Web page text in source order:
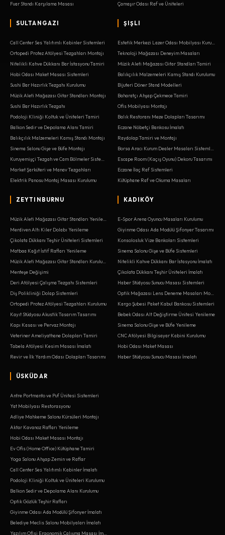
Fuar Standı Karşılama Masası
Çamaşır Odası Raf ve Üniteleri
SULTANGAZI
Call Center Ses Yalıtımlı Kabinler Sistemleri
Ortopedi Protez Atölyesi Tezgahları Montajı
Nitelikli Kahve Dükkanı Bar İstasyonu Tamiri
Hobi Odası Maket Masası Sistemleri
Sushi Bar Hazırlık Tezgahı Kurulumu
Müzik Aleti Mağazası Gitar Standları Montajı
Sushi Bar Hazırlık Tezgahı
Podoloji Kliniği Koltuk ve Üniteleri Tamiri
Balkon Sedir ve Depolama Alanı Tamiri
Balıkçılık Malzemeleri Kamış Standı Montajı
Sinema Salonu Gişe ve Büfe Montajı
Market Şarküteri ve Manav Tezgahları
Elektrik Panosu Montaj Masası Kurulumu
ŞIŞLI
Teknoloji Mağazası Deneyim Masaları
Müzik Aleti Mağazası Gitar Standları Tamiri
Balıkçılık Malzemeleri Kamış Standı Kurulumu
Bijuteri Döner Stand Modelleri
Baharatçı Ahşap Çekmece Tamiri
Ofis Mobilyası Montajı
Balık Restoranı Meze Dolapları Tasarımı
Eczane Nöbetçi Bankosu İmalatı
Raydolap Tamiri ve Montajı
Escape Room (Kaçış Oyunu) Dekoru Tasarımı
Eczane İlaç Raf Sistemleri
Kütüphane Raf ve Okuma Masaları
ZEYTINBURNU
Merdiven Altı Kiler Dolabı Yenileme
Çikolata Dükkanı Teşhir Üniteleri Sistemleri
Matbaa Kağıt İstif Rafları Yenileme
Menteşe Değişimi
Deri Atölyesi Çalışma Tezgahı Sistemleri
Diş Polikliniği Dolap Sistemleri
Ortopedi Protez Atölyesi Tezgahları Kurulumu
Kayıt Stüdyosu Akustik Tasarım Tasarımı
Kapı Kasası ve Pervaz Montajı
Veteriner Ameliyathane Dolapları Tamiri
Tabela Atölyesi Kesim Masası İmalatı
Revir ve İlk Yardım Odası Dolapları Tasarımı
KADIKÖY
E-Spor Arena Oyuncu Masaları Kurulumu
Giyinme Odası Ada Modülü Şifonyer Tasarımı
Konsolosluk Vize Bankoları Sistemleri
Sinema Salonu Gişe ve Büfe Sistemleri
Nitelikli Kahve Dükkanı Bar İstasyonu İmalatı
Çikolata Dükkanı Teşhir Üniteleri İmalatı
Haber Stüdyosu Sunucu Masası Sistemleri
Kargo Şubesi Paket Kabul Bankosu Sistemleri
Bebek Odası Alt Değiştirme Ünitesi Yenileme
Sinema Salonu Gişe ve Büfe Yenileme
CNC Atölyesi Bilgisayar Kabini Kurulumu
Hobi Odası Maket Masası
Haber Stüdyosu Sunucu Masası İmalatı
ÜSKÜDAR
Antre Portmanto ve Puf Ünitesi Sistemleri
Yat Mobilyası Restorasyonu
Adliye Mahkeme Salonu Kürsüleri Montajı
Aktar Kavanoz Rafları Yenileme
Hobi Odası Maket Masası Montajı
Ev Ofis (Home Office) Kütüphane Tamiri
Yoga Salonu Ahşap Zemin ve Raflar
Call Center Ses Yalıtımlı Kabinler İmalatı
Podoloji Kliniği Koltuk ve Üniteleri Kurulumu
Balkon Sedir ve Depolama Alanı Kurulumu
Optik Gözlük Teşhir Rafları
Giyinme Odası Ada Modülü Şifonyer İmalatı
Belediye Meclis Salonu Mobilyaları İmalatı